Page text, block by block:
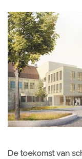
De toekomst van